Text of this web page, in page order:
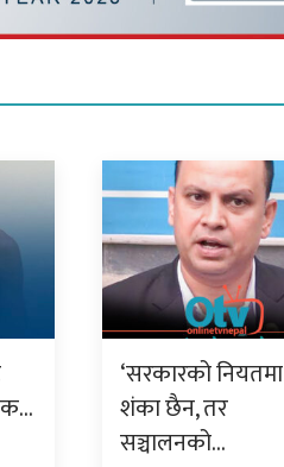
‘सरकारको नियतमा
शंका छैन, तर
सञ्चालनको…